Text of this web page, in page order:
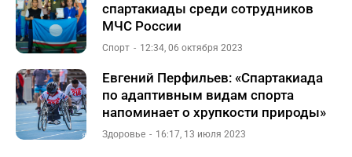
спартакиады среди сотрудников
МЧС России
Спорт 12:34, 06 октября 2023
Евгений Перфильев: «Спартакиада
по адаптивным видам спорта
напоминает о хрупкости природы»
Здоровье 16:17, 13 июля 2023